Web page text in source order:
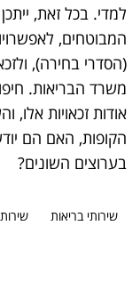
למדי. בכל זאת,
המבוטחים,
(הסדרי בחירה),
משרד הבריאות.
אודות זכאויות
הקופות, האם הם
בערוצים השונים?
שירותי בריאות